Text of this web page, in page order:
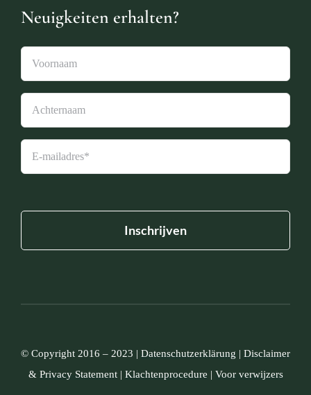
Neuigkeiten erhalten?
© Copyright 2016 – 2023 | Datenschutzerklärung | Disclaimer
& Privacy Statement| Klachtenprocedure | Voor verwijzers